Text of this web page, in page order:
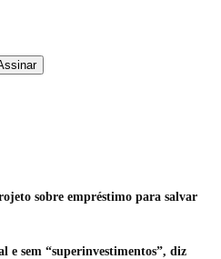
sobre empréstimo para salvar
e sem “superinvestimentos”, diz